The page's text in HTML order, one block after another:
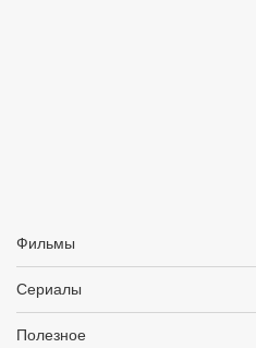
Фильмы
Сериалы
Полезное